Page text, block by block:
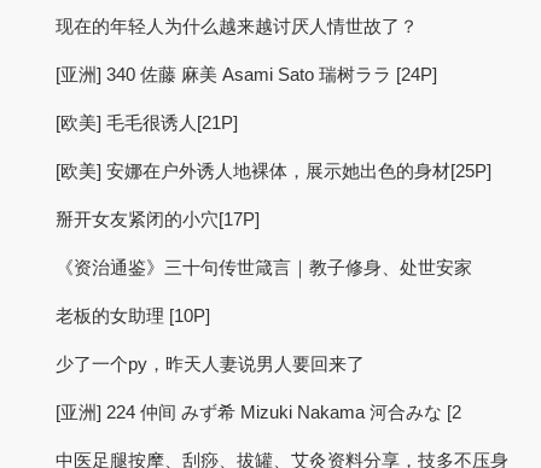
现在的年轻人为什么越来越讨厌人情世故了？
[亚洲] 340 佐藤 麻美 Asami Sato 瑞树ララ [24P]
[欧美] 毛毛很诱人[21P]
[欧美] 安娜在户外诱人地裸体，展示她出色的身材[25P]
掰开女友紧闭的小穴[17P]
《资治通鉴》三十句传世箴言｜教子修身、处世安家
老板的女助理 [10P]
少了一个py，昨天人妻说男人要回来了
[亚洲] 224 仲间 みず希 Mizuki Nakama 河合みな [2
中医足腿按摩、刮痧、拔罐、艾灸资料分享，技多不压身